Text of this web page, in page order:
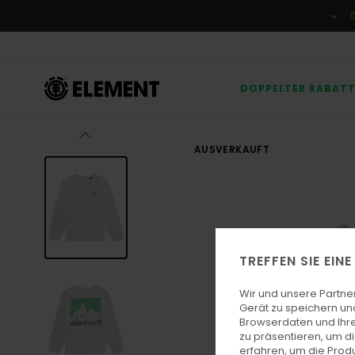
Produktinformation
DOPPELTER RABATT
AUSVERKAUFT
TREFFEN SIE
Wir und unsere
Gerät zu speichern
Browserdaten und
zu präsentieren, um
erfahren, um die